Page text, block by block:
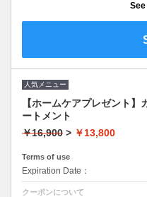
■正規料金￥25,000
■olinoオリジナルの低ダメージ
■髪質改善トリートメントと合
■ロング料金０円 ■S/B込み
人気メニュー
【ホームケアプレゼント
ートメント
￥16,900 > ￥13,800
Terms of use
Expiration Date：
クーポンについて